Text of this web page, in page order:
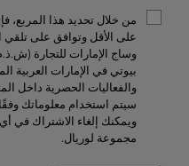
الشروط والأحكام
تواصل معنا
الوظائف
على الأقل وتوافق على
وساج الإمارات للتجارة
بيوتي في الإمارات العربية
والفعاليات الحصرية داخل
سيتم استخدام معلوماتك وفقًا
ويمكنك إلغاء الاشتراك في
مجموعة لوريال.